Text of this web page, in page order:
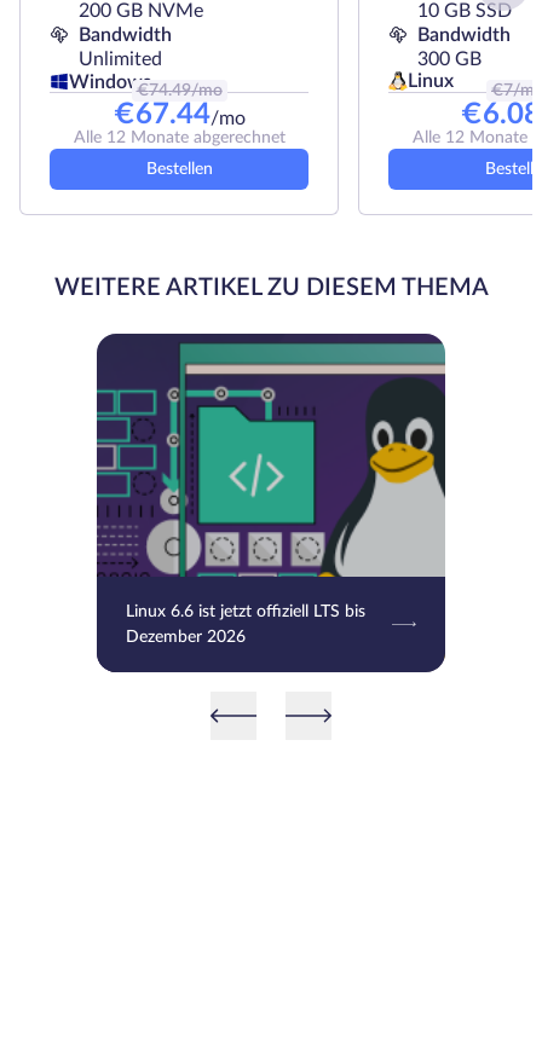
200 GB NVMe
Bandwidth
Unlimited
Windows
€74.49/mo
€67.44/mo
Alle 12 Monate abgerechnet
Bestellen
10 GB SSD
Bandwidth
300 GB
Linux
€7/
€6.08
Alle 12 Monate
WEITERE ARTIKEL ZU DIESEM THEMA
Linux 6.6 ist jetzt offiziell LTS bis
Dezember 2026